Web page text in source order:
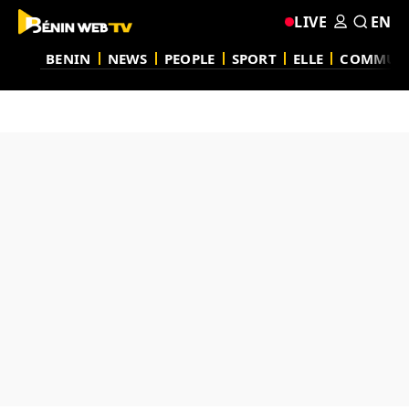
BENIN NEWS PEOPLE SPORT ELLE
LIVE EN